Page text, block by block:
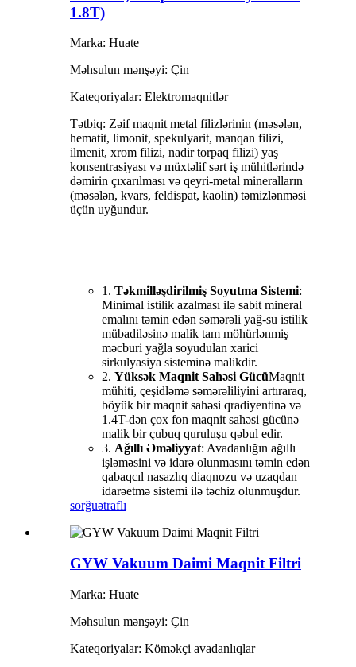
1.8T)
Marka: Huate
Məhsulun mənşəyi: Çin
Kateqoriyalar: Elektromaqnitlər
Tətbiq: Zəif maqnit metal filizlərinin (məsələn,
hematit, limonit, spekulyarit, manqan filizi,
ilmenit, xrom filizi, nadir torpaq filizi) yaş
konsentrasiyası və müxtəlif sərt iş mühitlərində
dəmirin çıxarılması və qeyri-metal mineralların
(məsələn, kvars, feldispat, kaolin) təmizlənməsi
üçün uyğundur.
1. Təkmilləşdirilmiş Soyutma Sistemi:
Minimal istilik azalması ilə sabit mineral
emalını təmin edən səmərəli yağ-su istilik
mübadiləsinə malik tam möhürlənmiş
məcburi yağla soyudulan xarici
sirkulyasiya sisteminə malikdir.
2. Yüksək Maqnit Sahəsi GücüMaqnit
mühiti, çeşidləmə səmərəliliyini artıraraq,
böyük bir maqnit sahəsi qradiyentinə və
1.4T-dən çox fon maqnit sahəsi gücünə
malik bir çubuq quruluşu qəbul edir.
3. Ağıllı Əməliyyat: Avadanlığın ağıllı
işləməsini və idarə olunmasını təmin edən
qabaqcıl nasazlıq diaqnozu və uzaqdan
idarəetmə sistemi ilə təchiz olunmuşdur.
sorğuətraflı
GYW Vakuum Daimi Maqnit Filtri
Marka: Huate
Məhsulun mənşəyi: Çin
Kateqoriyalar: Köməkçi avadanlıqlar